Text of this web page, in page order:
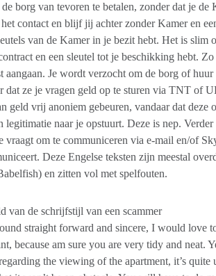
borg van tevoren te betalen, zonder dat je
contact en blijf jij achter zonder Kamer en
van de Kamer in je bezit hebt. Het is slim
en een sleutel tot je beschikking hebt.
aangaan. Je wordt verzocht om de borg of
dat ze je vragen geld op te sturen via TNT of
geld vrij anoniem gebeuren, vandaar dat
legitimatie naar je opstuurt. Deze is nep.
vraagt om te communiceren via e-mail en/of
Deze Engelse teksten zijn meestal
en zitten vol met spelfouten.
van de schrijfstijl van een scammer
straight forward and sincere, I would love
because am sure you are very tidy and neat.
the viewing of the apartment, it’s